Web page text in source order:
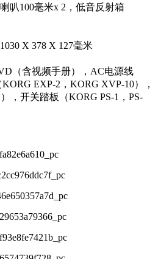
叭100毫米x 2，​​低音反射箱
X 378 X 127毫米
（含视频手册），AC电源线
EXP-2，KORG XVP-10），
，开关踏板（KORG PS-1，PS-